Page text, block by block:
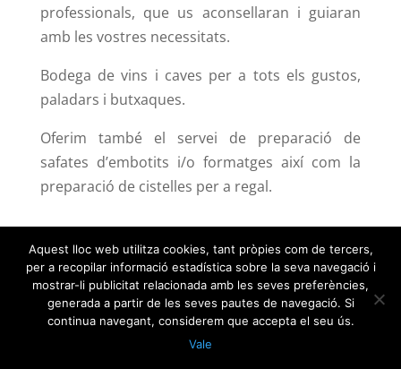
professionals, que us aconsellaran i guiaran
amb les vostres necessitats.
Bodega de vins i caves per a tots els gustos,
paladars i butxaques.
Oferim també el servei de preparació de
safates d’embotits i/o formatges així com la
preparació de cistelles per a regal.
Copyright © 2018 subiratsalimentacio.cat | Avís
legal|Política de privacitat|Política de
cookies
Aquest lloc web utilitza cookies, tant pròpies com de tercers,
per a recopilar informació estadística sobre la seva navegació i
mostrar-li publicitat relacionada amb les seves preferències,
generada a partir de les seves pautes de navegació. Si
continua navegant, considerem que accepta el seu ús.
Vale